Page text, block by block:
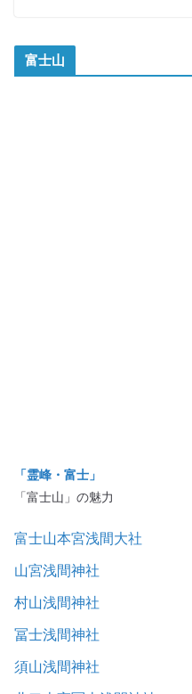
富士山
「霊峰・富士」
「富士山」の魅力
富士山本宮浅間大社
山宮浅間神社
村山浅間神社
冨士浅間神社
須山浅間神社